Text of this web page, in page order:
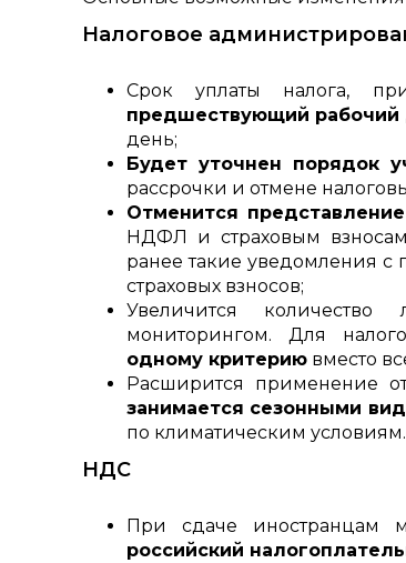
Налоговое
Срок уплаты налога,
предшествующий рабочий
день;
Будет уточнен порядок
рассрочки и отмене
Отменится
НДФЛ и страховым
ранее такие уведомления
страховых взносов;
Увеличится количество
мониторингом. Для
одному критериювместо
Расширится применение
занимается сезонными
по климатическим условиям.
НДС
При сдаче иностранцам
российский